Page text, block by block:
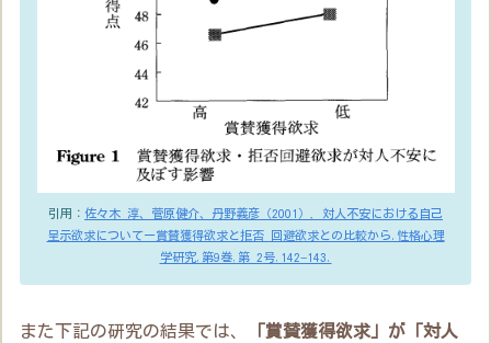
引用： 佐々木 淳、菅原健介、丹野義彦（2001）．対人不安における自己
呈示欲求についてー賞賛獲得欲求と拒否 回避欲求との比較から.性格心理
学研究,第9巻,第 2号,142−143.
また下記の研究の結果では、
「賞賛獲得欲求」が「対人